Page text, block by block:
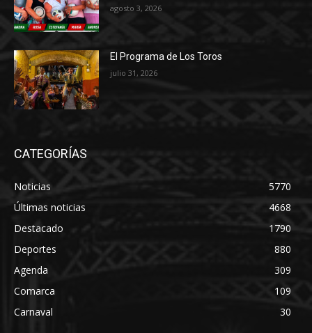
agosto 3, 2026
El Programa de Los Toros
julio 31, 2026
CATEGORÍAS
Noticias
5770
Últimas noticias
4668
Destacado
1790
Deportes
880
Agenda
309
Comarca
109
Carnaval
30